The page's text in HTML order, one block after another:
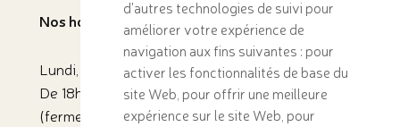
d'autres technologies de suivi pour
améliorer votre expérience de
navigation aux fins suivantes : pour
activer les fonctionnalités de base du
site Web, pour offrir une meilleure
expérience sur le site Web, pour
Nos horaires d’ouverture
Lundi, mardi, vendredi, samedi :
De 18h45 à 22:30
(fermeture cuisine : 22h)